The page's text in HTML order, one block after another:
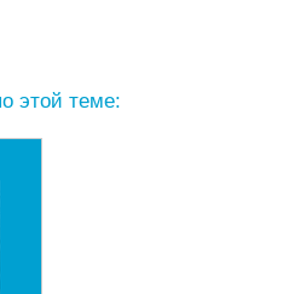
этой теме: